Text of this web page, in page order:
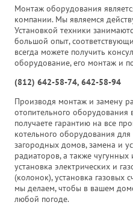
Монтаж оборудования
компании. Мы являемся
Установкой техники
большой опыт,
всегда можете получить
оборудование, его монтаж и
(812) 642-58-74, 642-58-94
Производя монтаж и замену
отопительного оборудования
получаете гарантию на все
котельного оборудования
загородных домов, замена и
радиаторов, а также
установка электрических и
(колонок), установка газовых
мы делаем, чтобы в вашем
любой погоде.